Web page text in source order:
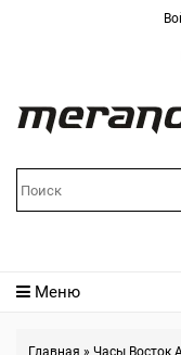
Меню
Главная » Часы Восток